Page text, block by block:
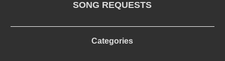
SONG REQUESTS
Categories